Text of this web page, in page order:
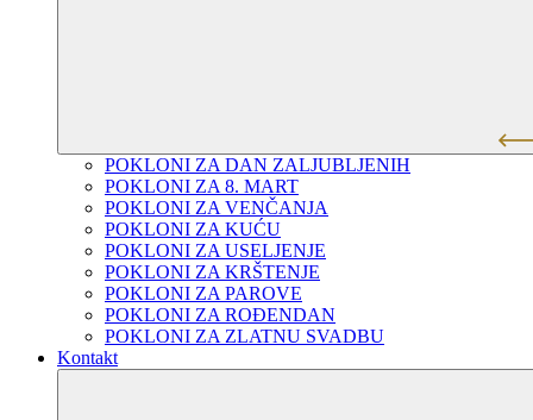
POKLONI ZA DAN ZALJUBLJENIH
POKLONI ZA 8. MART
POKLONI ZA VENČANJA
POKLONI ZA KUĆU
POKLONI ZA USELJENJE
POKLONI ZA KRŠTENJE
POKLONI ZA PAROVE
POKLONI ZA ROĐENDAN
POKLONI ZA ZLATNU SVADBU
Kontakt